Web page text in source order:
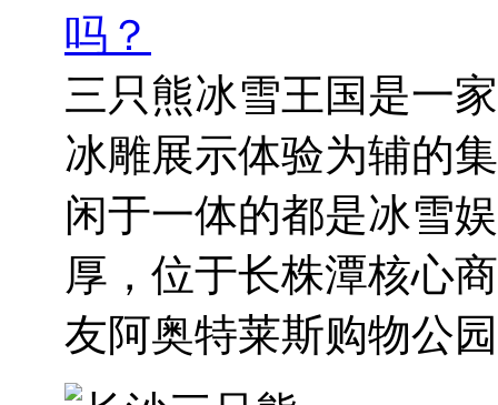
吗？
三只熊冰雪王国是一
冰雕展示体验为辅的
闲于一体的都是冰雪
厚，位于长株潭核心
友阿奥特莱斯购物公